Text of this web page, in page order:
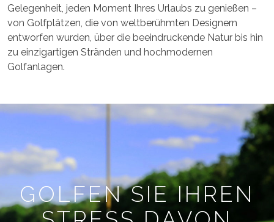
Gelegenheit, jeden Moment Ihres Urlaubs zu genießen –
von Golfplätzen, die von weltberühmten Designern
entworfen wurden, über die beeindruckende Natur bis hin
zu einzigartigen Stränden und hochmodernen
Golfanlagen.
GOLFEN SIE IHREN